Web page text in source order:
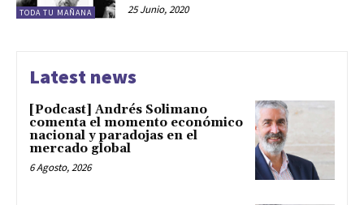
TODA TU MAÑANA 25 Junio, 2020
Latest news
[Podcast] Andrés Solimano
comenta el momento económico
nacional y paradojas en el
mercado global
6 Agosto, 2026